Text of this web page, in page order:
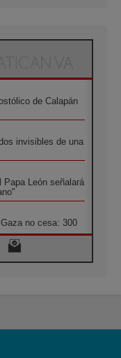
de Calapán
invisibles de una
Papa León señalará
no cesa: 300
el mundo, solo la